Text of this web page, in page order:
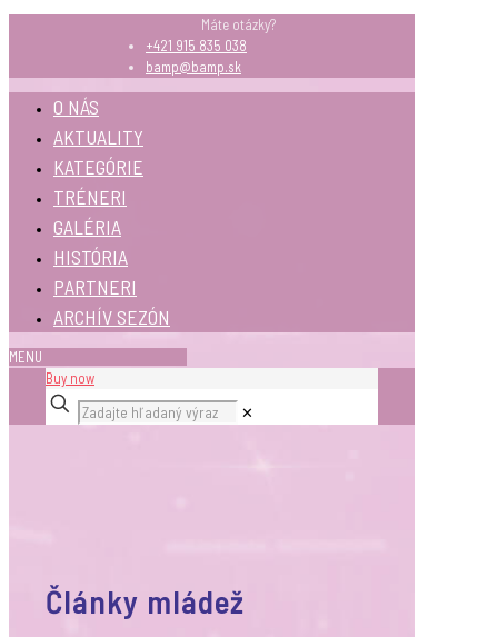
Máte otázky?
+421 915 835 038
bamp@bamp.sk
O NÁS
AKTUALITY
KATEGÓRIE
TRÉNERI
GALÉRIA
HISTÓRIA
PARTNERI
ARCHÍV SEZÓN
MENU
Buy now
✕
Články mládež